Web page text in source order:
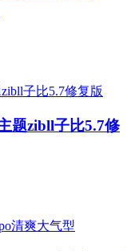
题zibll子比5.7修